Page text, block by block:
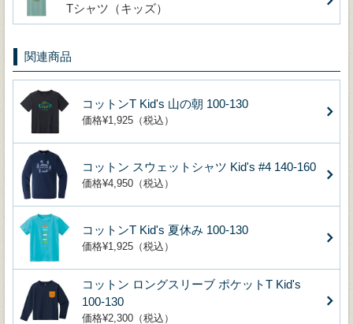
Tシャツ（キッズ）
関連商品
コットンT Kid's 山の朝 100-130
価格¥1,925（税込）
コットン スウェットシャツ Kid's #4 140-160
価格¥4,950（税込）
コットンT Kid's 夏休み 100-130
価格¥1,925（税込）
コットン ロングスリーブ ポケットT Kid's
100-130
価格¥2,300（税込）